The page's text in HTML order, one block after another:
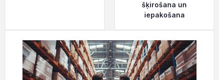
šķirošana un
iepakošana